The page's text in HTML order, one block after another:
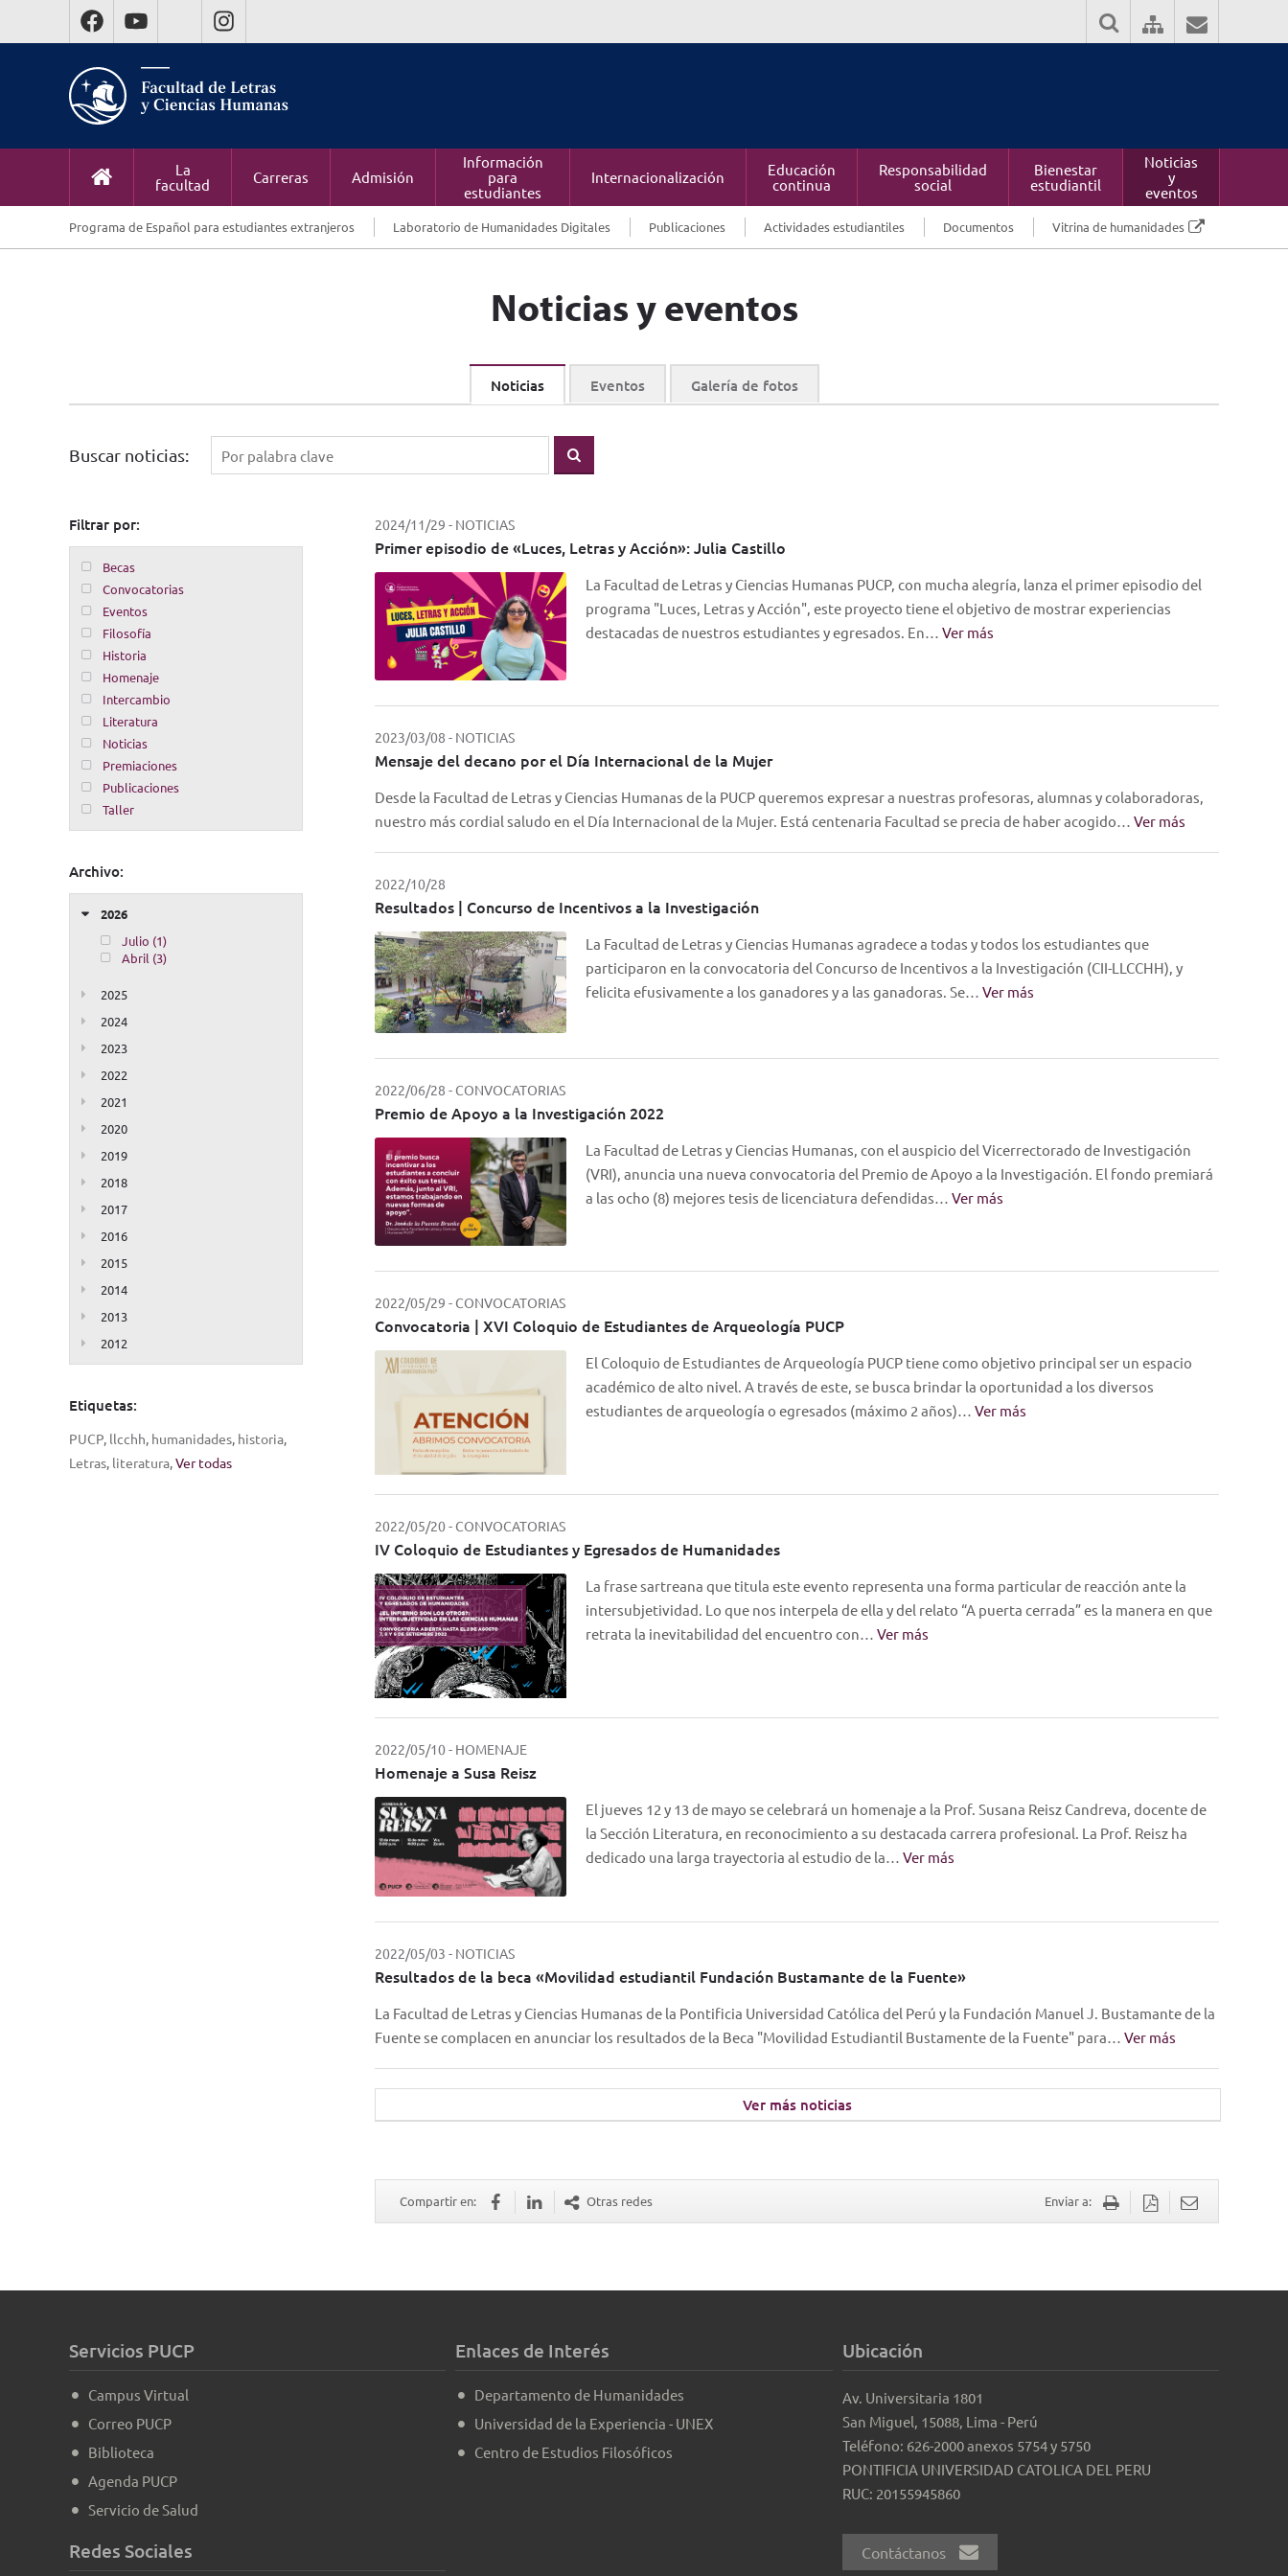
La
facultad
Carreras Admisión
Información
para
estudiantes
Internacionalización
Educación
continua
Responsabilidad
social
Bienestar
estudiantil
Noticias
y
eventos
Programa de Español para estudiantes extranjeros Laboratorio de Humanidades Digitales Publicaciones Actividades estudiantiles Documentos Vitrina de humanidades
Noticias y eventos
Noticias Eventos Galería de fotos
Buscar noticias:
Filtrar por:
Becas
Convocatorias
Eventos
Filosofía
Historia
Homenaje
Intercambio
Literatura
Noticias
Premiaciones
Publicaciones
Taller
Archivo:
2026
Julio (1)
Abril (3)
2025
2024
2023
2022
2021
2020
2019
2018
2017
2016
2015
2014
2013
2012
Etiquetas:
PUCP, llcchh, humanidades, historia,
Letras, literatura,Ver todas
2024/11/29 - NOTICIAS
Primer episodio de «Luces, Letras y Acción»: Julia Castillo
La Facultad de Letras y Ciencias Humanas PUCP, con mucha alegría, lanza el primer episodio del
programa "Luces, Letras y Acción", este proyecto tiene el objetivo de mostrar experiencias
destacadas de nuestros estudiantes y egresados. En… Ver más
2023/03/08 - NOTICIAS
Mensaje del decano por el Día Internacional de la Mujer
Desde la Facultad de Letras y Ciencias Humanas de la PUCP queremos expresar a nuestras profesoras, alumnas y colaboradoras,
nuestro más cordial saludo en el Día Internacional de la Mujer. Está centenaria Facultad se precia de haber acogido… Ver más
2022/10/28
Resultados | Concurso de Incentivos a la Investigación
La Facultad de Letras y Ciencias Humanas agradece a todas y todos los estudiantes que
participaron en la convocatoria del Concurso de Incentivos a la Investigación (CII-LLCCHH), y
felicita efusivamente a los ganadores y a las ganadoras. Se… Ver más
2022/06/28 - CONVOCATORIAS
Premio de Apoyo a la Investigación 2022
La Facultad de Letras y Ciencias Humanas, con el auspicio del Vicerrectorado de Investigación
(VRI), anuncia una nueva convocatoria del Premio de Apoyo a la Investigación. El fondo premiará
a las ocho (8) mejores tesis de licenciatura defendidas… Ver más
2022/05/29 - CONVOCATORIAS
Convocatoria | XVI Coloquio de Estudiantes de Arqueología PUCP
El Coloquio de Estudiantes de Arqueología PUCP tiene como objetivo principal ser un espacio
académico de alto nivel. A través de este, se busca brindar la oportunidad a los diversos
estudiantes de arqueología o egresados (máximo 2 años)… Ver más
2022/05/20- CONVOCATORIAS
IV Coloquio de Estudiantes y Egresados de Humanidades
La frase sartreana que titula este evento representa una forma particular de reacción ante la
intersubjetividad. Lo que nos interpela de ella y del relato “A puerta cerrada” es la manera en que
retrata la inevitabilidad del encuentro con… Ver más
2022/05/10- HOMENAJE
Homenaje a Susa Reisz
El jueves 12 y 13 de mayo se celebrará un homenaje a la Prof. Susana Reisz Candreva, docente de
la Sección Literatura, en reconocimiento a su destacada carrera profesional. La Prof. Reisz ha
dedicado una larga trayectoria al estudio de la… Ver más
2022/05/03 - NOTICIAS
Resultados de la beca «Movilidad estudiantil Fundación Bustamante de la Fuente»
La Facultad de Letras y Ciencias Humanas de la Pontificia Universidad Católica del Perú y la Fundación Manuel J. Bustamante de la
Fuente se complacen en anunciar los resultados de la Beca "Movilidad Estudiantil Bustamente de la Fuente" para… Ver más
Ver más noticias
Compartir en: Otras redes Enviar a:
Servicios PUCP
Campus Virtual
Correo PUCP
Biblioteca
Agenda PUCP
Servicio de Salud
Redes Sociales
Enlaces de Interés
Departamento de Humanidades
Universidad de la Experiencia - UNEX
Centro de Estudios Filosóficos
Ubicación
Av. Universitaria 1801
San Miguel, 15088, Lima - Perú
Teléfono: 626-2000 anexos 5754 y 5750
PONTIFICIA UNIVERSIDAD CATOLICA DEL PERU
RUC: 20155945860
Contáctanos